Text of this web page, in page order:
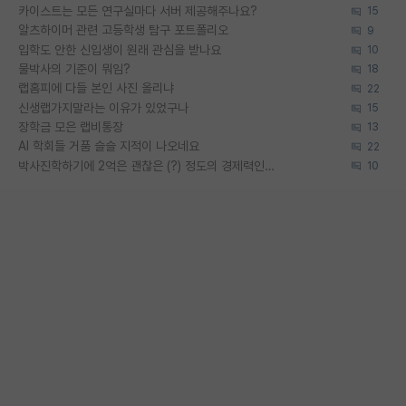
카이스트는 모든 연구실마다 서버 제공해주나요? 15
알츠하이머 관련 고등학생 탐구 포트폴리오 9
입학도 안한 신입생이 원래 관심을 받나요 10
물박사의 기준이 뭐임? 18
랩홈피에 다들 본인 사진 올리냐 22
신생랩가지말라는 이유가 있었구나 15
장학금 모은 랩비통장 13
AI 학회들 거품 슬슬 지적이 나오네요 22
박사진학하기에 2억은 괜찮은 (?) 정도의 경제력인가요 10